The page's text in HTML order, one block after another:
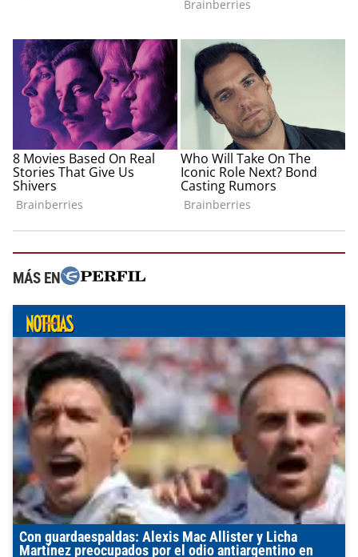
MÁS EN
Con guardaespaldas: Alexis Mac Allister y Licha
Martínez preocupados por el odio antiargentino en